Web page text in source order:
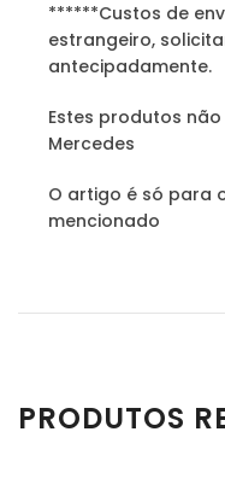
******Custos de
estrangeiro,
antecipadamente.
Estes produtos
Mercedes
O artigo é só para
mencionado
PRODUTOS